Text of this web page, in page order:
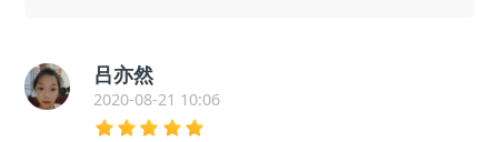
吕亦然
2020-08-21 10:06